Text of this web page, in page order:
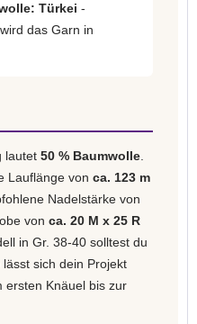
Türkei -
das Garn in
lautet 50 % Baumwolle
Lauflänge von ca. 123 m
Nadelstärke von
von ca. 20 M x 25 R
in Gr. 38-40 solltest du
sich dein Projekt
ersten Knäuel bis zur